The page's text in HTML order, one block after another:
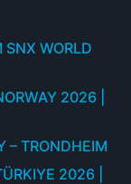
SNX WORLD
2026 |
– TRONDHEIM
2026 |